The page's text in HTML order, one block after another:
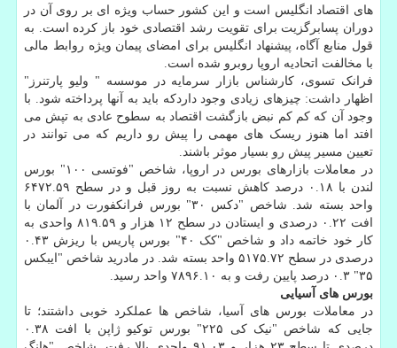
های اقتصاد انگلیس است و این کشور حساب ویژه ای بر روی آن در
دوران پسابرگزیت برای تقویت رشد اقتصادی خود باز کرده است. به
قول منابع آگاه، پیشنهاد انگلیس برای امضای پیمان ویژه روابط مالی
با مخالفت اتحادیه اروپا روبرو شده است.
فرانک تسوی، کارشناس بازار سرمایه در موسسه " ولیو پارتنرز"
اظهار داشت: چیزهای زیادی وجود داردکه باید به آنها پرداخته شود. با
وجود آن که کم کم نبض بازگشت اقتصاد به سطوح عادی به تپش می
افتد اما هنوز ریسک های مهمی را پیش رو داریم که می توانند در
تعیین مسیر پیش رو بسیار موثر باشند.
در معاملات بازارهای بورس در اروپا، شاخص "فوتسی ۱۰۰" بورس
لندن با ۰.۱۸ درصد کاهش نسبت به روز قبل و در سطح ۶۴۷۲.۵۹
واحد بسته شد. شاخص "دکس ۳۰" بورس فرانکفورت در آلمان با
افت ۰.۲۲ درصدی و ایستادن در سطح ۱۲ هزار و ۸۱۹.۵۹ واحدی به
کار خود خاتمه داد و شاخص "کک ۴۰" بورس پاریس با ریزش ۰.۴۳
درصدی در سطح ۵۱۷۵.۷۲ واحد بسته شد. در مادرید شاخص "ایبکس
۳۵" ۰.۳ درصد پایین رفت و به ۷۸۹۶.۱۰ واحد رسید.
بورس های آسیایی
در معاملات بورس های آسیا، شاخص ها عملکرد خوبی داشتند؛ تا
جایی که شاخص "نیک کی ۲۲۵" بورس توکیو ژاپن با افت ۰.۳۸